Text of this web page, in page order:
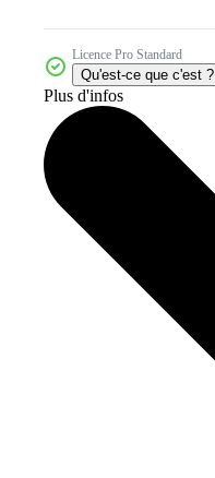
Licence Pro Standard
Qu'est-ce que c'est ?
Plus d'infos